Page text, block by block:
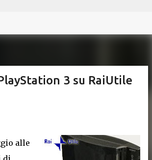
3 su RaiUtile
alle